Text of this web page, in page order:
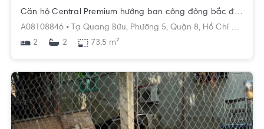
Căn hộ Central Premium hướng ban công đông bắc đầy đủ nội thất diện tích 73.5m²
A08108846 •
Tạ Quang Bửu, Phường 5, Quận 8, Hồ Chí Minh
2
2 73.5 m²